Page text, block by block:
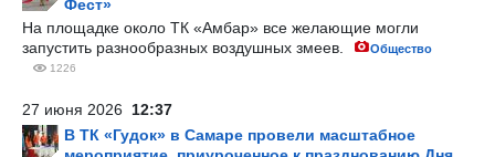
Фест»
На площадке около ТК «Амбар» все желающие могли
запустить разнообразных воздушных змеев.
Общество
1226
27 июня 2026 12:37
В ТК «Гудок» в Самаре провели масштабное